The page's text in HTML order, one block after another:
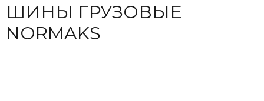
ШИНЫ ГРУЗОВЫЕ
NORMAKS